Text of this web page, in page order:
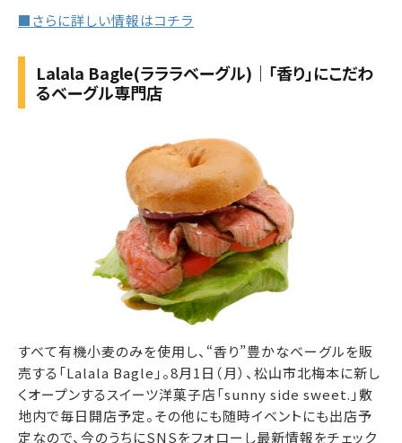
■さらに詳しい情報はコチラ
Lalala Bagle(ラララベーグル)｜「香り」にこだわ
るベーグル専門店
すべて有機小麦のみを使用し、“香り”豊かなベーグルを販
売する「Lalala Bagle」。8月1日（月）、松山市北梅本に新し
くオープンするスイーツ洋菓子店「sunny side sweet.」敷
地内で毎日開店予定。その他にも随時イベントにも出店予
定なので、今のうちにSNSをフォローし最新情報をチェック